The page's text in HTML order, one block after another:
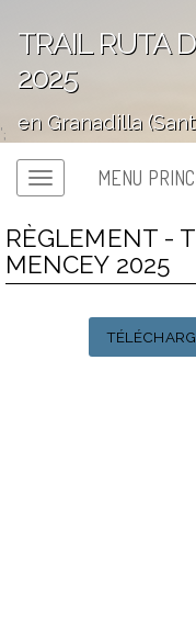
TRAIL RUTA
2025
en Granadilla
';
MENU
RÈGLEMENT -
MENCEY 2025